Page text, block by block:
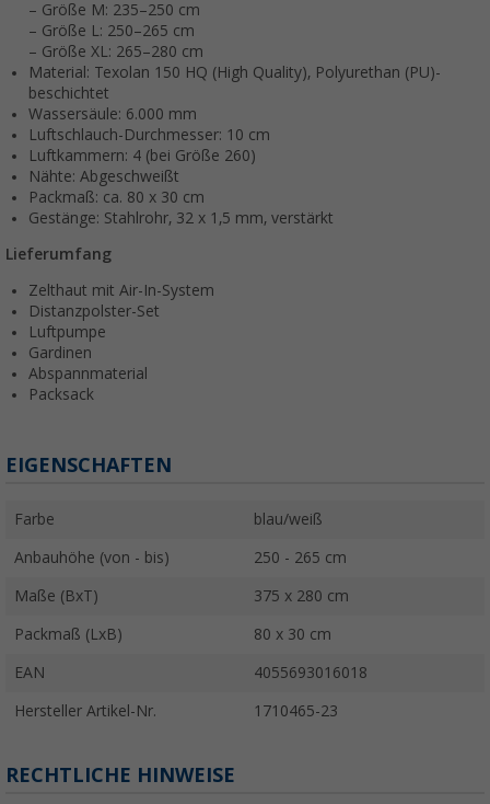
– Größe M: 235–250 cm
– Größe L: 250–265 cm
– Größe XL: 265–280 cm
Material: Texolan 150 HQ (High Quality), Polyurethan (PU)-
beschichtet
Wassersäule: 6.000 mm
Luftschlauch-Durchmesser: 10 cm
Luftkammern: 4 (bei Größe 260)
Nähte: Abgeschweißt
Packmaß: ca. 80 x 30 cm
Gestänge: Stahlrohr, 32 x 1,5 mm, verstärkt
Lieferumfang
Zelthaut mit Air-In-System
Distanzpolster-Set
Luftpumpe
Gardinen
Abspannmaterial
Packsack
EIGENSCHAFTEN
Farbe blau/weiß
Anbauhöhe (von - bis) 250 - 265 cm
Maße (BxT) 375 x 280 cm
Packmaß (LxB) 80 x 30 cm
EAN 4055693016018
Hersteller Artikel-Nr. 1710465-23
RECHTLICHE HINWEISE